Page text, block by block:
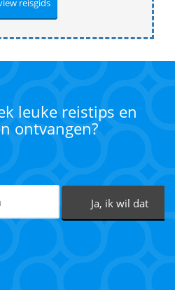
leuke reistips en
ontvangen?